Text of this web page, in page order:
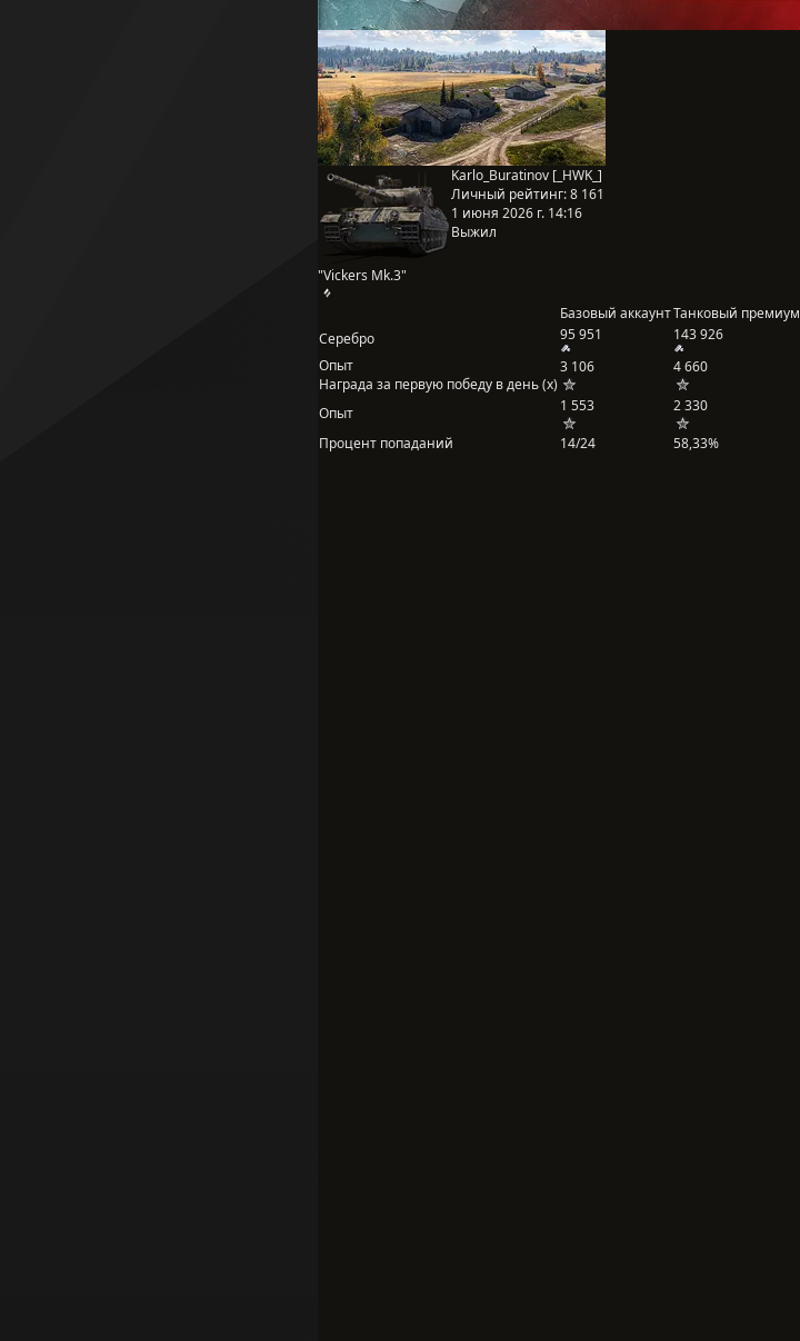
"Vickers Mk.3"
Karlo_Buratinov [_HWK_]
Личный рейтинг:8 161
1 июня 2026 г. 14:16
Выжил
Базовый аккаунтТанковый премиум
Серебро
95 951
143 926
Опыт
Награда за первую победу в день (x)
3 106 4 660
Опыт 1 553
2 330
Процент попаданий
14/24 58,33%